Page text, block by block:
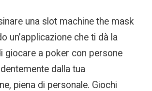
una slot machine the mask
un’applicazione che ti dà la
giocare a poker con persone
dalla tua
piena di personale. Giochi